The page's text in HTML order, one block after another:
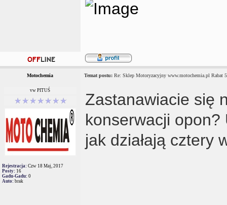
Motochemia Temat postu: Re: Sklep Motoryzacyjny www.motochemia.pl Rabat
vw PITUŚ
Rejestracja: Czw 18 Maj, 2017
Posty: 16
Gadu-Gadu: 0
Auto: brak
Zastanawiacie się
konserwacji opon?
jak działają cztery